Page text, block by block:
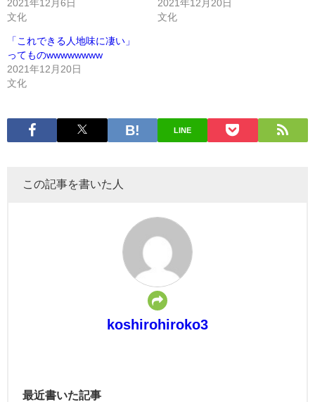
2021年12月6日
文化
2021年12月20日
文化
「これできる人地味に凄い」
ってものwwwwwwww
2021年12月20日
文化
LINE
この記事を書いた人
koshirohiroko3
最近書いた記事